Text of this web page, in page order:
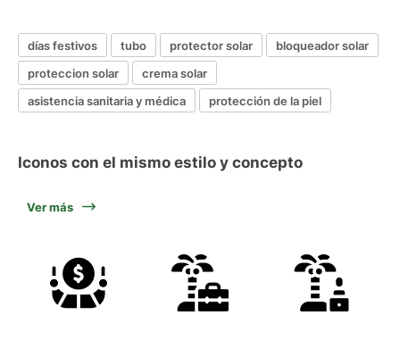
días festivos tubo protector solar
bloqueador solar
proteccion solar
crema solar
asistencia sanitaria y médica
protección de la piel
Iconos con el mismo estilo y concepto
Ver más